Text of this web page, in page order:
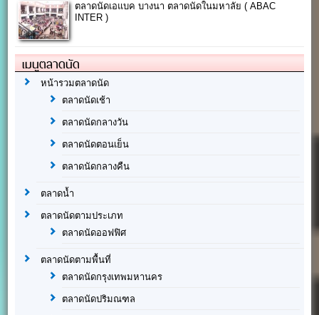
ตลาดนัดเอแบค บางนา ตลาดนัดในมหาลัย ( ABAC
INTER )
เมนูตลาดนัด
หน้ารวมตลาดนัด
ตลาดนัดเช้า
ตลาดนัดกลางวัน
ตลาดนัดตอนเย็น
ตลาดนัดกลางคืน
ตลาดน้ำ
ตลาดนัดตามประเภท
ตลาดนัดออฟฟิศ
ตลาดนัดตามพื้นที่
ตลาดนัดกรุงเทพมหานคร
ตลาดนัดปริมณฑล